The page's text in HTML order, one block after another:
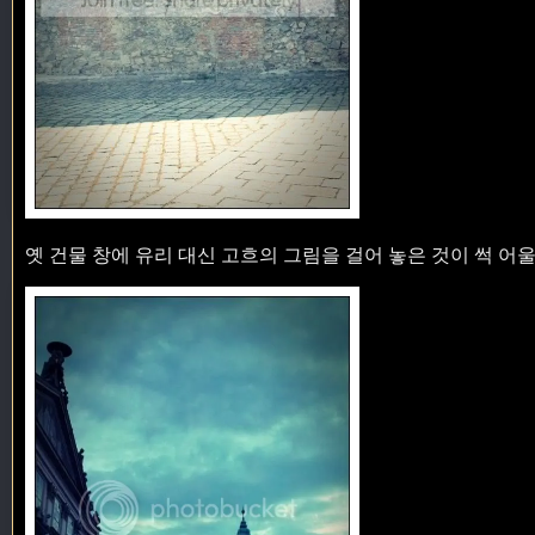
옛 건물 창에 유리 대신 고흐의 그림을 걸어 놓은 것이 썩 어